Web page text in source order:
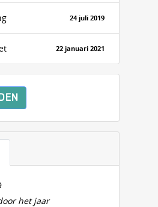
24 juli 2019
22 januari 2021
het jaar